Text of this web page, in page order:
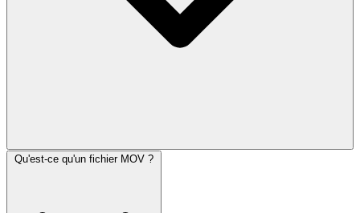
Qu'est-ce qu'un fichier MOV ?